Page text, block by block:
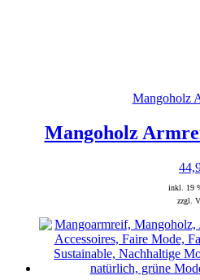
Mangoholz
Mangoholz
inkl. 19
zzgl.